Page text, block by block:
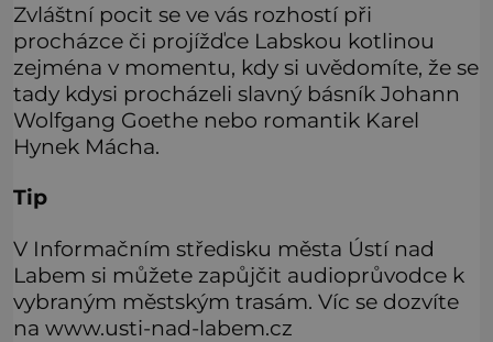
Zvláštní pocit se ve vás rozhostí při
procházce či projížďce Labskou kotlinou
zejména v momentu, kdy si uvědomíte, že se
tady kdysi procházeli slavný básník Johann
Wolfgang Goethe nebo romantik Karel
Hynek Mácha.
Tip
V Informačním středisku města Ústí nad
Labem si můžete zapůjčit audioprůvodce k
vybraným městským trasám. Víc se dozvíte
na www.usti-nad-labem.cz